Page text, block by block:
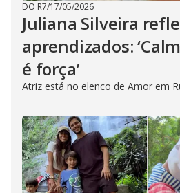
DO R7/17/05/2026
Juliana Silveira
aprendizados:
é força’
Atriz está no elenco de Amor em